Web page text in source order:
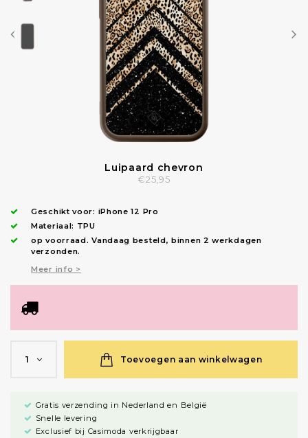
Luipaard chevron
€25,95
Geschikt voor: iPhone 12 Pro
Materiaal: TPU
op voorraad.Vandaag besteld, binnen 2 werkdagen
verzonden.
Meer info >
1 Toevoegen aan winkelwagen
Gratis verzending in Nederland en België
Snelle levering
Exclusief bij Casimoda verkrijgbaar